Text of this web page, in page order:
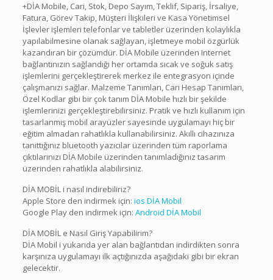
+DİA Mobile, Cari, Stok, Depo Sayım, Teklif, Sipariş, İrsaliye,
Fatura, Görev Takip, Müşteri İlişkileri ve Kasa Yönetimsel
İşlevler işlemleri telefonlar ve tabletler üzerinden kolaylıkla
yapılabilmesine olanak sağlayan, işletmeye mobil özgürlük
kazandıran bir çözümdür. DİA Mobile üzerinden Internet
bağlantınızın sağlandığı her ortamda sıcak ve soğuk satış
işlemlerini gerçekleştirerek merkez ile entegrasyon içinde
çalışmanızı sağlar. Malzeme Tanımları, Cari Hesap Tanımları,
Özel Kodlar gibi bir çok tanım DİA Mobile hızlı bir şekilde
işlemlerinizi gerçekleştirebilirsiniz. Pratik ve hızlı kullanım için
tasarlanmış mobil arayüzler sayesinde uygulamayı hiç bir
eğitim almadan rahatlıkla kullanabilirsiniz. Akıllı cihazınıza
tanıttığınız bluetooth yazıcılar üzerinden tüm raporlama
çıktılarınızı DİA Mobile üzerinden tanımladığınız tasarım
üzerinden rahatlıkla alabilirsiniz.
DİA MOBİL i nasıl indirebiliriz?
Apple Store den indirmek için: ios DİA Mobil
Google Play den indirmek için: Android DİA Mobil
DİA MOBİL e Nasıl Giriş Yapabilirim?
DİA Mobil i yukarıda yer alan bağlantıdan indirdikten sonra
karşınıza uygulamayı ilk açtığınızda aşağıdaki gibi bir ekran
gelecektir.